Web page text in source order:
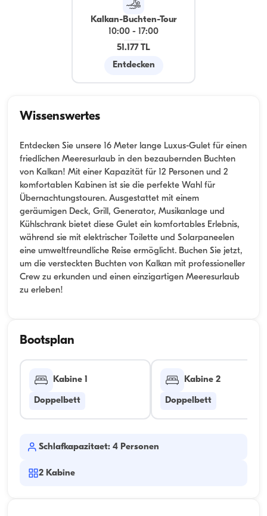
Kalkan-Buchten-Tour
10:00 -
17:00
51.177 TL
Entdecken
Wissenswertes
Entdecken Sie unsere 16 Meter lange Luxus-Gulet für einen
friedlichen Meeresurlaub in den bezaubernden Buchten
von Kalkan! Mit einer Kapazität für 12 Personen und 2
komfortablen Kabinen ist sie die perfekte Wahl für
Übernachtungstouren. Ausgestattet mit einem
geräumigen Deck, Grill, Generator, Musikanlage und
Kühlschrank bietet diese Gulet ein komfortables Erlebnis,
während sie mit elektrischer Toilette und Solarpaneelen
eine umweltfreundliche Reise ermöglicht. Buchen Sie jetzt,
um die versteckten Buchten von Kalkan mit professioneller
Crew zu erkunden und einen einzigartigen Meeresurlaub
zu erleben!
Bootsplan
Kabine 1
Doppelbett
Kabine 2
Doppelbett
Schlafkapazitaet: 4 Personen
2 Kabine